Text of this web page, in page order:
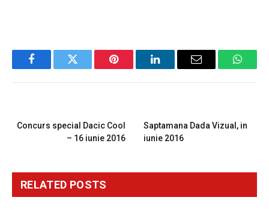
FacebookTwitter Pinterest LinkedInEmail
Concurs special Dacic Cool
– 16 iunie 2016
Saptamana Dada Vizual, in
iunie 2016
RELATED POSTS